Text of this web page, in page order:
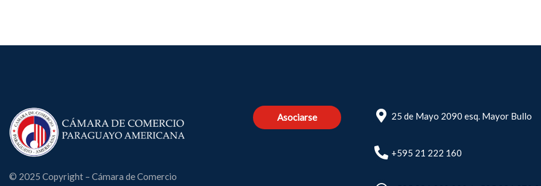
© 2025 Copyright – Cámara de Comercio
Asociarse 25 de Mayo 2090 esq. Mayor Bullo
+595 21 222 160